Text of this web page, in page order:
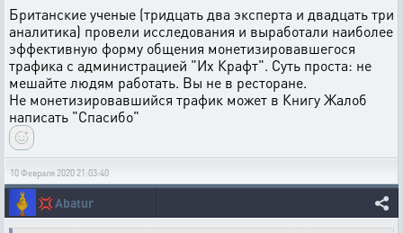
Британские ученые (тридцать два эксперта и двадцать три
аналитика) провели исследования и выработали наиболее
эффективную форму общения монетизировавшегося
трафика с администрацией "Их Крафт". Суть проста: не
мешайте людям работать. Вы не в ресторане.
Не монетизировавшийся трафик может в Книгу Жалоб
написать "Спасибо"
10 Февраля 2020 21:03:40
💢Abatur